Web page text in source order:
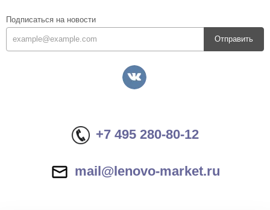
Подписаться на новости
Отправить
+7 495 280-80-12
mail@lenovo-market.ru